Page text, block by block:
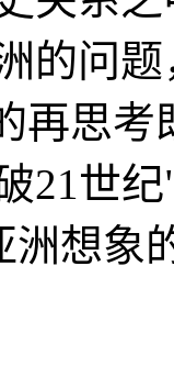
的问
再思考
21世
洲想象